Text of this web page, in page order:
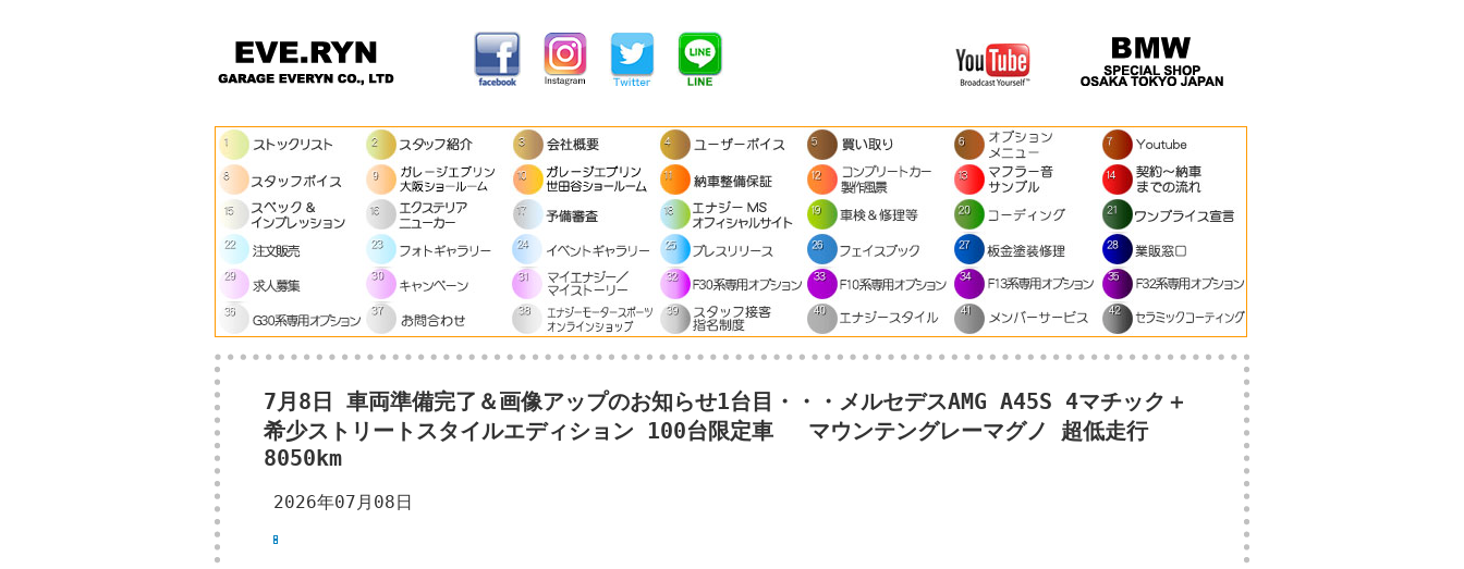
7月8日 車両準備完了＆画像アップのお知らせ1台目・・・メルセデスAMG A45S 4マチック＋
希少ストリートスタイルエディション 100台限定車 マウンテングレーマグノ 超低走行
8050km
2026年07月08日